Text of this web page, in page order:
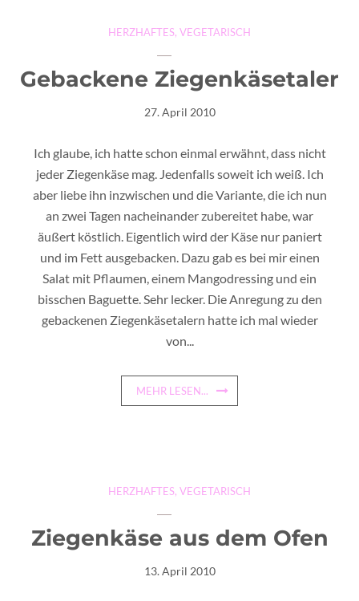
HERZHAFTES, VEGETARISCH
Gebackene Ziegenkäsetaler
27. April 2010
Ich glaube, ich hatte schon einmal erwähnt, dass nicht
jeder Ziegenkäse mag. Jedenfalls soweit ich weiß. Ich
aber liebe ihn inzwischen und die Variante, die ich nun
an zwei Tagen nacheinander zubereitet habe, war
äußert köstlich. Eigentlich wird der Käse nur paniert
und im Fett ausgebacken. Dazu gab es bei mir einen
Salat mit Pflaumen, einem Mangodressing und ein
bisschen Baguette. Sehr lecker. Die Anregung zu den
gebackenen Ziegenkäsetalern hatte ich mal wieder
von...
MEHR LESEN...
HERZHAFTES, VEGETARISCH
Ziegenkäse aus dem Ofen
13. April 2010